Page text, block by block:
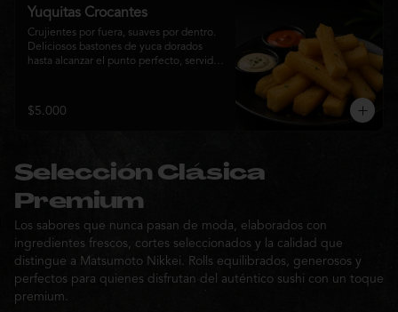
Yuquitas Crocantes
Crujientes por fuera, suaves por dentro.
Deliciosos bastones de yuca dorados
hasta alcanzar el punto perfecto, servidos
compartir o complementar cualquier
experiencia Matsumoto Nikkei.
$5.000
Selección Clásica
Premium
Los sabores que nunca pasan de moda, elaborados con
ingredientes frescos, cortes seleccionados y la calidad que
distingue a Matsumoto Nikkei. Rolls equilibrados, generosos y
perfectos para quienes disfrutan del auténtico sushi con un toque
premium.